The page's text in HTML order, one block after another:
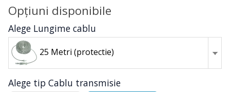
Opţiuni disponibile
Alege Lungime cablu
25 Metri (protectie)
Alege tip Cablu transmisie